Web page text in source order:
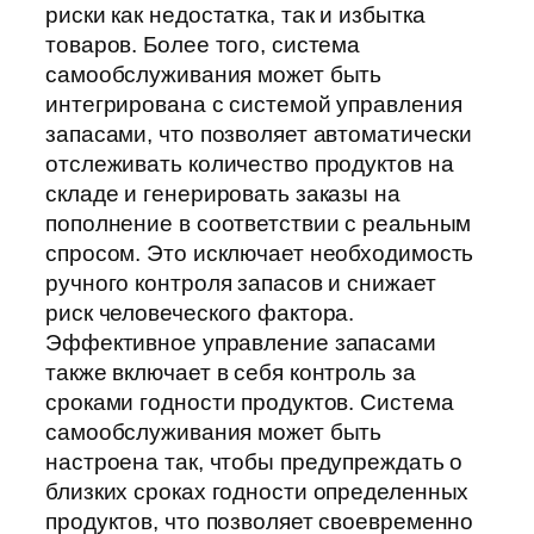
риски как недостатка, так и избытка
товаров. Более того, система
самообслуживания может быть
интегрирована с системой управления
запасами, что позволяет автоматически
отслеживать количество продуктов на
складе и генерировать заказы на
пополнение в соответствии с реальным
спросом. Это исключает необходимость
ручного контроля запасов и снижает
риск человеческого фактора.
Эффективное управление запасами
также включает в себя контроль за
сроками годности продуктов. Система
самообслуживания может быть
настроена так, чтобы предупреждать о
близких сроках годности определенных
продуктов, что позволяет своевременно